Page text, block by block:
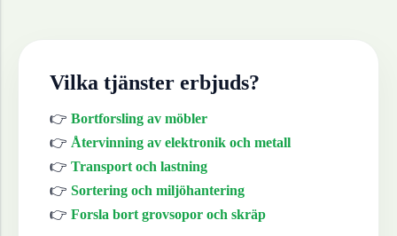
Vilka tjänster erbjuds?
👉 Bortforsling av möbler
👉 Återvinning av elektronik och metall
👉 Transport och lastning
👉 Sortering och miljöhantering
👉 Forsla bort grovsopor och skräp